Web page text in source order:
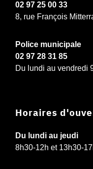
02 97 25 00 33
8, rue François
Police municipale
02 97 28 31 85
Du lundi au vendredi
Horaires
Du lundi au jeudi
8h30-12h et 13h30-